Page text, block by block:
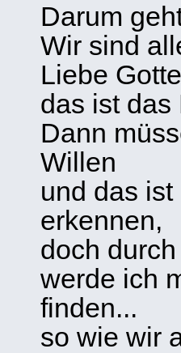
Darum
Wir sind
Liebe
das ist das
Dann
Willen
und das
erkennen,
doch
werde ich
finden...
so wie wir